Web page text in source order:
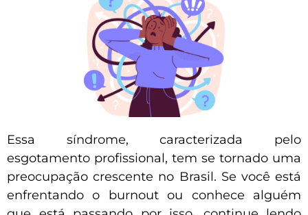
Essa síndrome, caracterizada pelo
esgotamento profissional, tem se tornado uma
preocupação crescente no Brasil. Se você está
enfrentando o burnout ou conhece alguém